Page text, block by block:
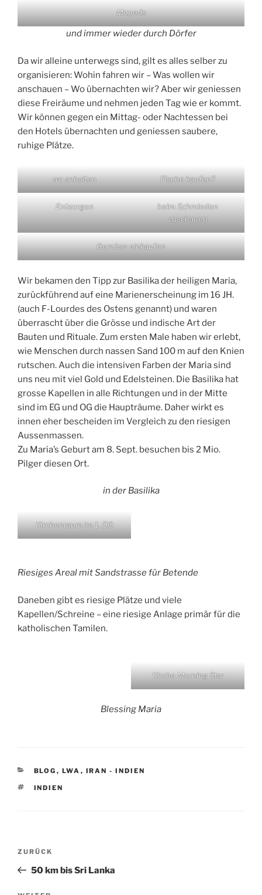
Mopeds
und immer wieder durch Dörfer
Da wir alleine unterwegs sind, gilt es alles selber zu
organisieren: Wohin fahren wir – Was wollen wir
anschauen – Wo übernachten wir? Aber wir geniessen
diese Freiräume und nehmen jeden Tag wie er kommt.
Wir können gegen ein Mittag- oder Nachtessen bei
den Hotels übernachten und geniessen saubere,
ruhige Plätze.
wo anhalten Fische kaufen?
Entsorgen
beim Schmieden
zuschauen
Gemüse einkaufen
Wir bekamen den Tipp zur Basilika der heiligen Maria,
zurückführend auf eine Marienerscheinung im 16 JH.
(auch F-Lourdes des Ostens genannt) und waren
überrascht über die Grösse und indische Art der
Bauten und Rituale. Zum ersten Male haben wir erlebt,
wie Menschen durch nassen Sand 100 m auf den Knien
rutschen. Auch die intensiven Farben der Maria sind
uns neu mit viel Gold und Edelsteinen. Die Basilika hat
grosse Kapellen in alle Richtungen und in der Mitte
sind im EG und OG die Haupträume. Daher wirkt es
innen eher bescheiden im Vergleich zu den riesigen
Aussenmassen.
Zu Maria’s Geburt am 8. Sept. besuchen bis 2 Mio.
Pilger diesen Ort.
in der Basilika
Kirchenraum im 1. OG
Riesiges Areal mit Sandstrasse für Betende
Daneben gibt es riesige Plätze und viele
Kapellen/Schreine – eine riesige Anlage primär für die
katholischen Tamilen.
Kirche Morning Star
Blessing Maria
KATEGORIEN
BLOG , LWA , IRAN - INDIEN
SCHLAGWÖRTER
INDIEN
Beitragsnavigation
Vorheriger
Beitrag
ZURÜCK
50 km bis Sri Lanka